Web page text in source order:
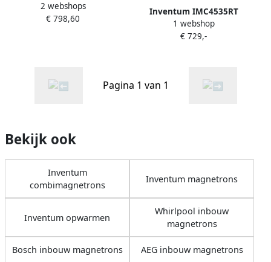
Inbouw combi-oven
Hetelucht Magnetron Grill
2 webshops
€ 798,60
Inventum IMC4535RT
Inbouw combi-oven
Hetelucht Magnetron Grill
1 webshop
€ 729,-
Pagina 1 van 1
Bekijk ook
Inventum
combimagnetrons
Inventum magnetrons
Inventum opwarmen
Whirlpool inbouw
magnetrons
Bosch inbouw magnetrons AEG inbouw magnetrons